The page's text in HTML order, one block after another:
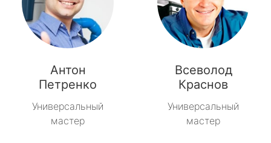
Антон
Петренко
Универсальный
мастер
Всеволод
Краснов
Универсальный
мастер